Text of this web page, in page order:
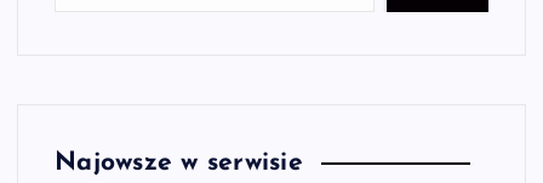
Najowsze w serwisie